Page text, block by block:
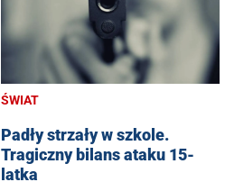
ŚWIAT
Padły strzały w szkole.
Tragiczny bilans ataku 15-
latka